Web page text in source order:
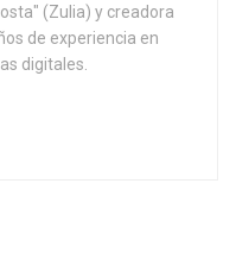
(Zulia) y creadora
de experiencia en
digitales.